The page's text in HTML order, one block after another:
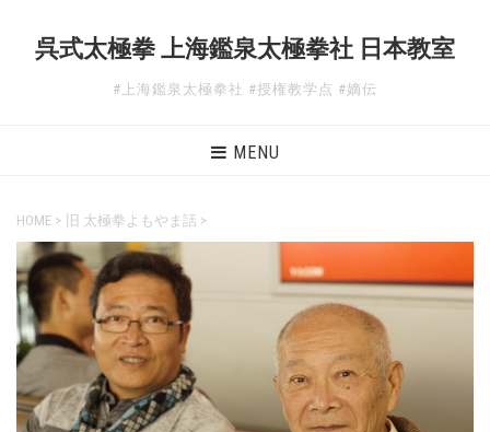
呉式太極拳 上海鑑泉太極拳社 日本教室
#上海鑑泉太極拳社 #授権教学点 #嫡伝
MENU
HOME > 旧 太極拳よもやま話 >